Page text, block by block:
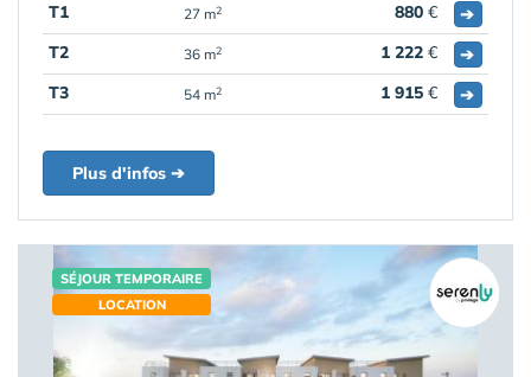
T1 27 m2 880 €
➔
T2
36 m2 1 222 €
➔
T3
54 m2 1 915 € ➔
Plus d'infos ➔
SÉJOUR TEMPORAIRE
LOCATION